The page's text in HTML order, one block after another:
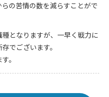
の苦情の数を減らすことがで
となりますが、一早く戦力に
でございます。
。